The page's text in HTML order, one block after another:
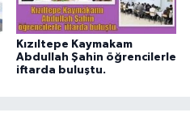
Kızıltepe Kaymakam
Abdullah Şahin öğrencilerle
iftarda buluştu.